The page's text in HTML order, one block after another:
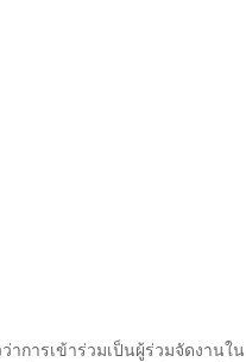
าการเข้าร่วมเป็นผู้ร่วมจัดงานใน